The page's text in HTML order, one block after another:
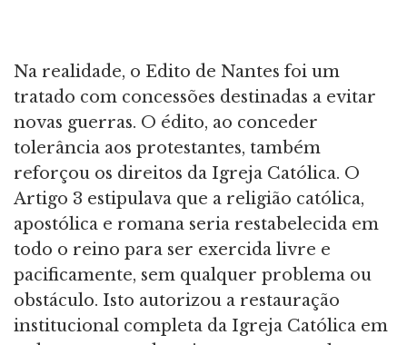
Na realidade, o Edito de Nantes foi um
tratado com concessões destinadas a evitar
novas guerras. O édito, ao conceder
tolerância aos protestantes, também
reforçou os direitos da Igreja Católica. O
Artigo 3 estipulava que a religião católica,
apostólica e romana seria restabelecida em
todo o reino para ser exercida livre e
pacificamente, sem qualquer problema ou
obstáculo. Isto autorizou a restauração
institucional completa da Igreja Católica em